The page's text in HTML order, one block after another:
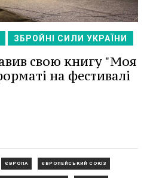
ЗБРОЙНІ СИЛИ УКРАЇНИ
свою книгу "Моя
на фестивалі
ЄВРОПА ЄВРОПЕЙСЬКИЙ СОЮЗ